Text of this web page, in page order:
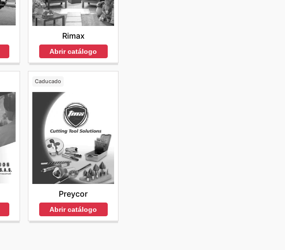
Rimax
Abrir catálogo
Caducado
Preycor
Abrir catálogo